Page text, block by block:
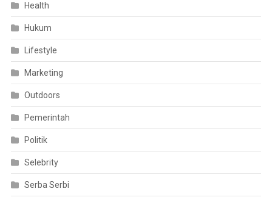
Health
Hukum
Lifestyle
Marketing
Outdoors
Pemerintah
Politik
Selebrity
Serba Serbi